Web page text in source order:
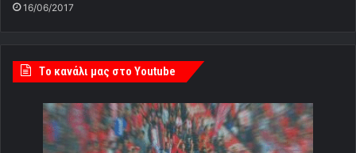
16/06/2017
Tο κανάλι μας στο Youtube